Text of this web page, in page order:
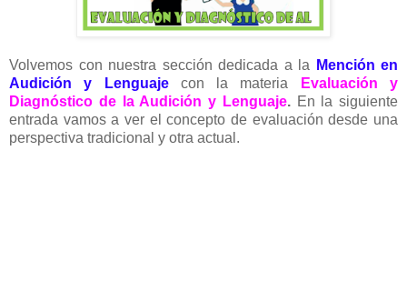
Volvemos con nuestra sección dedicada a la
Mención en
Audición y Lenguajecon la materia
Evaluación y
Diagnóstico de la Audición y Lenguaje.En la siguiente
entrada vamos a ver el concepto de evaluación desde una
perspectiva tradicional y otra actual.